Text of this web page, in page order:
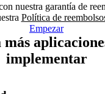
nuestra garantía de
Política de
Empezar
implementar